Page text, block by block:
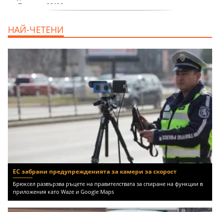
EUR
НАЙ-ЧЕТЕНИ
ЕС забрани предупрежденията за камери за скорост
Брюксел развързва ръцете на правителствата за спиране на функции в
приложения като Waze и Google Maps